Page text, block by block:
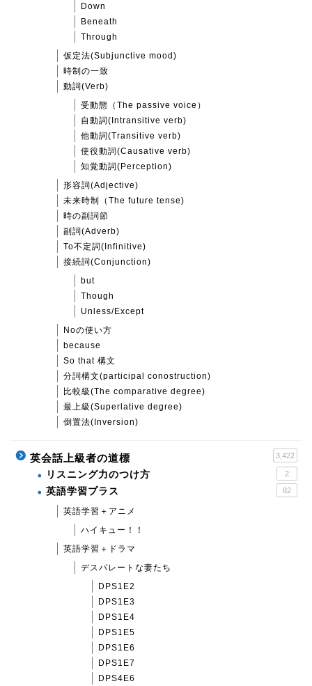
Down
Beneath
Through
仮定法(Subjunctive mood)
時制の一致
動詞(Verb)
受動態（The passive voice）
自動詞(Intransitive verb)
他動詞(Transitive verb)
使役動詞(Causative verb)
知覚動詞(Perception)
形容詞(Adjective)
未来時制（The future tense)
時の副詞節
副詞(Adverb)
To不定詞(Infinitive)
接続詞(Conjunction)
but
Though
Unless/Except
Noの使い方
because
So that 構文
分詞構文(participal conostruction)
比較級(The comparative degree)
最上級(Superlative degree)
倒置法(Inversion)
英会話上級者の道標 3,422
リスニング力のつけ方 2
英語学習プラス 82
英語学習＋アニメ
ハイキュー！！
英語学習＋ドラマ
デスパレートな妻たち
DPS1E2
DPS1E3
DPS1E4
DPS1E5
DPS1E6
DPS1E7
DPS4E6